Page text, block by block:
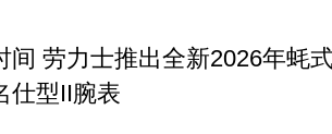
间 劳力士推出全新2026年蚝式
仕型II腕表